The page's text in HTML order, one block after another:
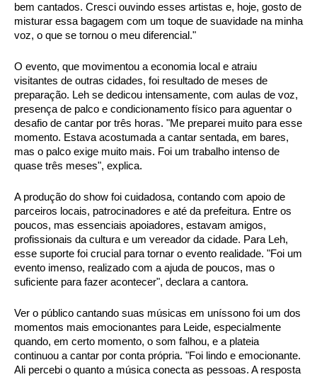
bem cantados. Cresci ouvindo esses artistas e, hoje, gosto de
misturar essa bagagem com um toque de suavidade na minha
voz, o que se tornou o meu diferencial."
O evento, que movimentou a economia local e atraiu
visitantes de outras cidades, foi resultado de meses de
preparação. Leh se dedicou intensamente, com aulas de voz,
presença de palco e condicionamento físico para aguentar o
desafio de cantar por três horas. "Me preparei muito para esse
momento. Estava acostumada a cantar sentada, em bares,
mas o palco exige muito mais. Foi um trabalho intenso de
quase três meses", explica.
A produção do show foi cuidadosa, contando com apoio de
parceiros locais, patrocinadores e até da prefeitura. Entre os
poucos, mas essenciais apoiadores, estavam amigos,
profissionais da cultura e um vereador da cidade. Para Leh,
esse suporte foi crucial para tornar o evento realidade. "Foi um
evento imenso, realizado com a ajuda de poucos, mas o
suficiente para fazer acontecer", declara a cantora.
Ver o público cantando suas músicas em uníssono foi um dos
momentos mais emocionantes para Leide, especialmente
quando, em certo momento, o som falhou, e a plateia
continuou a cantar por conta própria. "Foi lindo e emocionante.
Ali percebi o quanto a música conecta as pessoas. A resposta